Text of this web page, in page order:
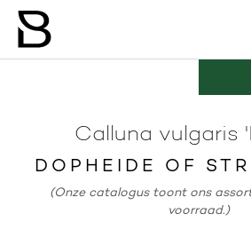
Calluna vulgaris
DOPHEIDE OF
(Onze catalogus toont ons
voorraad.)